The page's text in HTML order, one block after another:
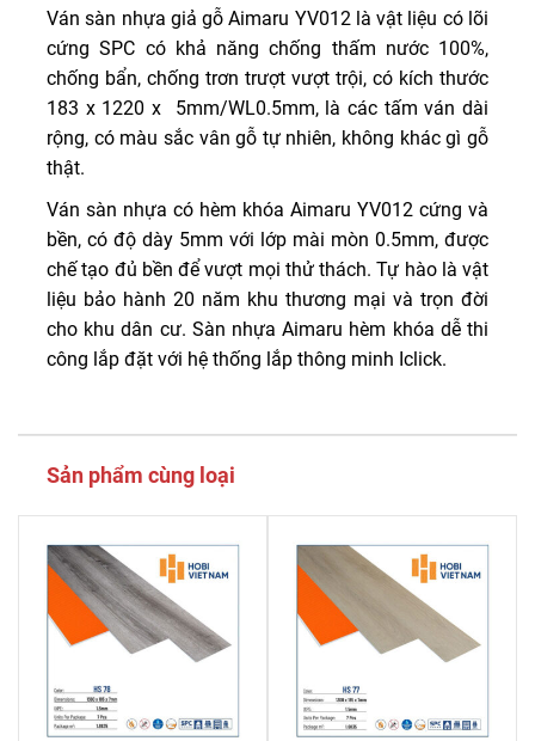
Ván sàn nhựa giả gỗ Aimaru YV012 là vật liệu có lõi
cứng SPC có khả năng chống thấm nước 100%,
chống bẩn, chống trơn trượt vượt trội, có kích thước
183 x 1220 x 5mm/WL0.5mm, là các tấm ván dài
rộng, có màu sắc vân gỗ tự nhiên, không khác gì gỗ
thật.
Ván sàn nhựa có hèm khóa Aimaru YV012 cứng và
bền, có độ dày 5mm với lớp mài mòn 0.5mm, được
chế tạo đủ bền để vượt mọi thử thách. Tự hào là vật
liệu bảo hành 20 năm khu thương mại và trọn đời
cho khu dân cư. Sàn nhựa Aimaru hèm khóa dễ thi
công lắp đặt với hệ thống lắp thông minh Iclick.
Sản phẩm cùng loại